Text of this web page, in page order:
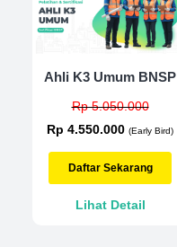
Ahli K3 Umum BNSP
Rp 5.050.000
Rp 4.550.000 (Early Bird)
Daftar Sekarang
Lihat Detail